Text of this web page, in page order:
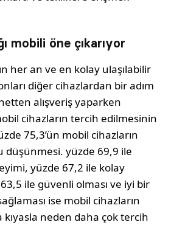
mobili öne çıkarıyor
her an ve en kolay ulaşılabilir
diğer cihazlardan bir adım
alışveriş yaparken
cihazların tercih edilmesinin
75,3’ün mobil cihazların
düşünmesi. yüzde 69,9 ile
yüzde 67,2 ile kolay
ile güvenli olması ve iyi bir
ise mobil cihazların
neden daha çok tercih